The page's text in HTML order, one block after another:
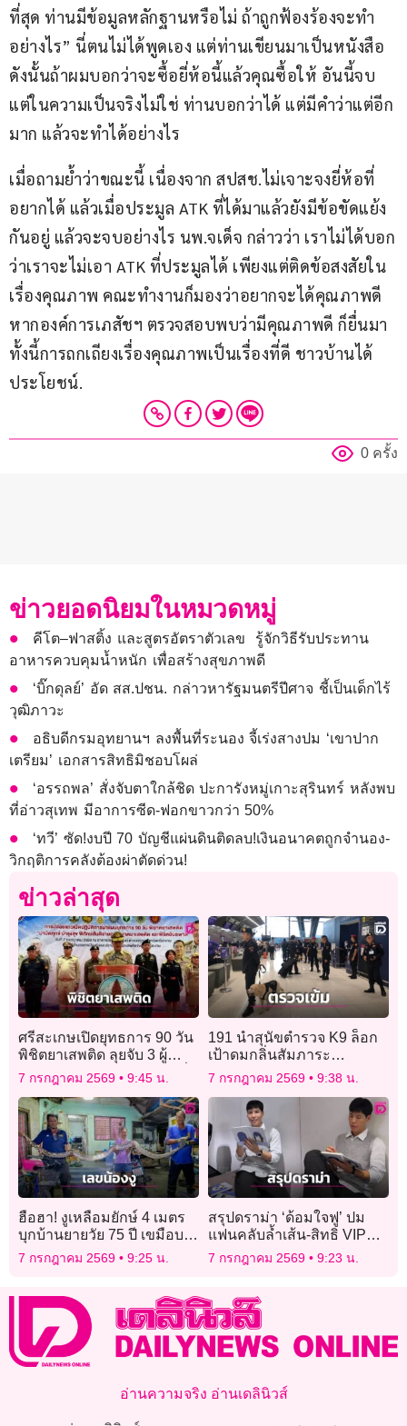
ที่สุด ท่านมีข้อมูลหลักฐานหรือไม่ ถ้าถูกฟ้องร้องจะทำ
อย่างไร” นี่ตนไม่ได้พูดเอง แต่ท่านเขียนมาเป็นหนังสือ
ดังนั้นถ้าผมบอกว่าจะซื้อยี่ห้อนี้แล้วคุณซื้อให้ อันนี้จบ
แต่ในความเป็นจริงไม่ใช่ ท่านบอกว่าได้ แต่มีคำว่าแต่อีก
มาก แล้วจะทำได้อย่างไร
เมื่อถามย้ำว่าขณะนี้ เนื่องจาก สปสช.ไม่เจาะจงยี่ห้อที่
อยากได้ แล้วเมื่อประมูล ATK ที่ได้มาแล้วยังมีข้อขัดแย้ง
กันอยู่ แล้วจะจบอย่างไร นพ.จเด็จ กล่าวว่า เราไม่ได้บอก
ว่าเราจะไม่เอา ATK ที่ประมูลได้ เพียงแต่ติดข้อสงสัยใน
เรื่องคุณภาพ คณะทำงานก็มองว่าอยากจะได้คุณภาพดี
หากองค์การเภสัชฯ ตรวจสอบพบว่ามีคุณภาพดี ก็ยื่นมา
ทั้งนี้การถกเถียงเรื่องคุณภาพเป็นเรื่องที่ดี ชาวบ้านได้
ประโยชน์.
0 ครั้ง
ข่าวยอดนิยมในหมวดหมู่
คีโต–ฟาสติ้ง และสูตรอัตราตัวเลข รู้จักวิธีรับประทาน
อาหารควบคุมน้ำหนัก เพื่อสร้างสุขภาพดี
‘บิ๊กดุลย์’ อัด สส.ปชน. กล่าวหารัฐมนตรีปีศาจ ชี้เป็นเด็กไร้
วุฒิภาวะ
อธิบดีกรมอุทยานฯ ลงพื้นที่ระนอง จี้เร่งสางปม ‘เขาปาก
เตรียม’ เอกสารสิทธิมิชอบโผล่
‘อรรถพล’ สั่งจับตาใกล้ชิด ปะการังหมู่เกาะสุรินทร์ หลังพบ
ที่อ่าวสุเทพ มีอาการซีด-ฟอกขาวกว่า 50%
‘ทวี’ ซัด!งบปี 70 บัญชีแผ่นดินติดลบ!เงินอนาคตถูกจำนอง-
วิกฤติการคลังต้องผ่าตัดด่วน!
ข่าวล่าสุด
ศรีสะเกษเปิดยุทธการ 90 วัน
พิชิตยาเสพติด ลุยจับ 3 ผู้
ต้องหา ยึดยาบ้ากว่า 2.4 หมื่น
เม็ด อายัดทรัพย์ครึ่งล้าน
7 กรกฎาคม 2569 9:45 น.
191 นำสุนัขตำรวจ K9 ล็อก
เป้าดมกลิ่นสัมภาระ
สุวรรณภูมิ 24 ชม. ประเดิม
ไฟลต์แรกเมลเบิร์น
7 กรกฎาคม 2569 9:38 น.
ฮือฮา! งูเหลือมยักษ์ 4 เมตร
บุกบ้านยายวัย 75 ปี เขมือบ
แมวหลายตัว คอหวยไม่
พลาดส่องเลขที่บ้านลุ้นโชค
7 กรกฎาคม 2569 9:25 น.
สรุปดราม่า ‘ด้อมใจฟู’ ปม
แฟนคลับล้ำเส้น-สิทธิ VIP
ด้าน ‘คัลแลน’ แจงชัดทุกมุม
7 กรกฎาคม 2569 9:23 น.
อ่านความจริง อ่านเดลินิวส์